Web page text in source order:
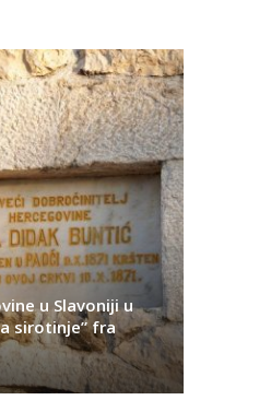
u Slavoniji u
sirotinje” fra